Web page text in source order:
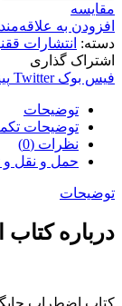
مقایسه
افزودن به
دسته: انتشارات
اشتراک گذاری
فیس بوک Twitter
توضیحات
توضیحات
نظرات (0)
حمل و نقل
توضیحات
درباره